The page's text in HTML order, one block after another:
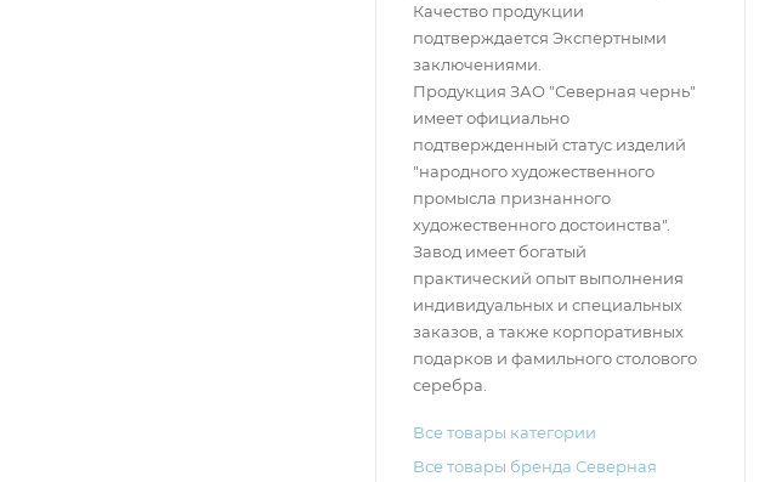
Качество продукции
подтверждается Экспертными
заключениями.
Продукция ЗАО "Северная чернь"
имеет официально
подтвержденный статус изделий
"народного художественного
промысла признанного
художественного достоинства".
Завод имеет богатый
практический опыт выполнения
индивидуальных и специальных
заказов, а также корпоративных
подарков и фамильного столового
серебра.
Все товары категории
Все товары бренда Северная